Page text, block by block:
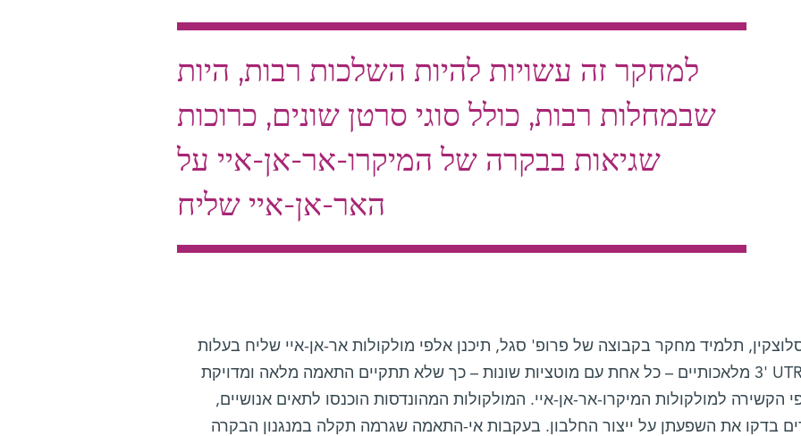
למחקר זה עשויות להיות השלכות רבות, היות
שבמחלות רבות, כולל סוגי סרטן שונים, כרוכות
שגיאות בבקרה של המיקרו-אר-אן-איי על
האר-אן-איי שליח
תלמיד מחקר בקבוצה של פרופ' סגל, תיכנן אלפי מולקולות אר-אן-איי שליח בעלות
רצפי UTRs‏ '3 מלאכותיים – כל אחת עם מוטציות שונות – כך שלא תתקיים התאמה מלאה ומדויקת
הקשירה למולקולות המיקרו-אר-אן-איי. המולקולות המהונדסות הוכנסו לתאים אנושיים,
בדקו את השפעתן על ייצור החלבון. בעקבות אי-התאמה שגרמה תקלה במנגנון הבקרה